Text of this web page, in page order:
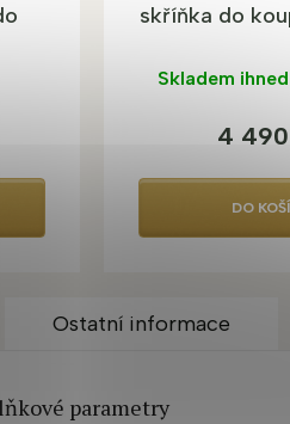
skříňka do
Skladem
4
DO
Ostatní informace
parametry